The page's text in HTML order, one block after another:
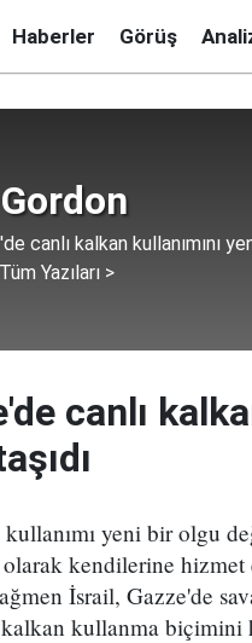
Haberler Görüş
canlı kalkan kullanımını
Yazıları >
canlı
kullanımı yeni bir olgu
kendilerine
İsrail, Gazze'de
kullanma biçimini